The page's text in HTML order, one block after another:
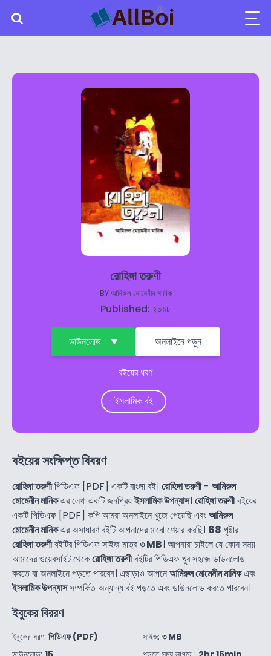
রোহিঙ্গা তরুণী
BYআমিরুল মোমেনীন মানিক
Published: ২০১৮
ডাউনলোড অনলাইনে পড়ুন
বইয়ের ধরণ
ইসলামিক বই
বইয়ের সংক্ষিপ্ত বিবরণ
রোহিঙ্গা তরুণীপিডিএফ [PDF] একটি বাংলা বই। রোহিঙ্গা তরুণী- আমিরুল
মোমেনীন মানিকএর লেখা একটি জনপ্রিয়ইসলামিক উপন্যাস। রোহিঙ্গা তরুণীবইয়ের
একটি পিডিএফ [PDF] কপি আমরা অনলাইনে খুজে পেয়েছি এবংআমিরুল
মোমেনীন মানিকএর অসাধারণ বইটি আপনাদের মাঝে শেয়ার করছি। 68 পৃষ্টার
রোহিঙ্গা তরুণীবইটির পিডিএফ সাইজ মাত্র৩ MB। আপনারা চাইলে যে কোন সময়
আমাদের ওয়েবসাইট থেকেরোহিঙ্গা তরুণীবইটির পিডিএফ খুব সহজে ডাউনলোড
করতে বা অনলাইনে পড়তে পারবেন। এছাড়াও আপনেআমিরুল মোমেনীন মানিকএবং
ইসলামিক উপন্যাসসম্পর্কিত অন্যান্য বই পড়তে এবং ডাউনলোড করতে পারবেন।
ইবুকের বিররণ
ইবুকের ধরণ: পিডিএফ (PDF)
সাইজ: ৩ MB